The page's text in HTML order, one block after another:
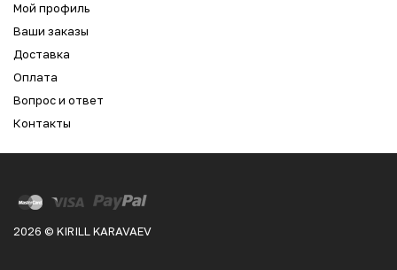
Мой профиль
Ваши заказы
Доставка
Оплата
Вопрос и ответ
Контакты
2026 © KIRILL KARAVAEV